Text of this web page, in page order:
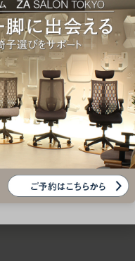
椅子に座っているのに疲
疲れにくいチェアの選び方